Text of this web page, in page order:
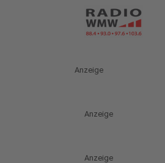
Anzeige
Anzeige
Anzeige